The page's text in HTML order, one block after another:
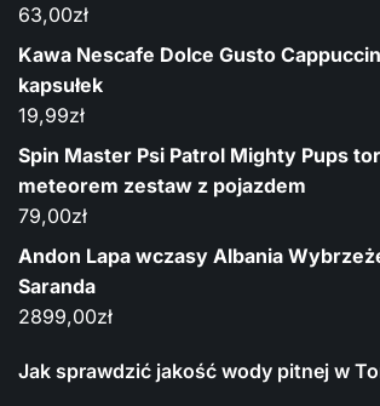
63,00zł
Kawa Nescafe Dolce Gusto
kapsułek
19,99zł
Spin Master Psi Patrol Mighty Pups
meteorem zestaw z pojazdem
79,00zł
Andon Lapa wczasy Albania
Saranda
2899,00zł
Jak sprawdzić jakość wody pitnej w